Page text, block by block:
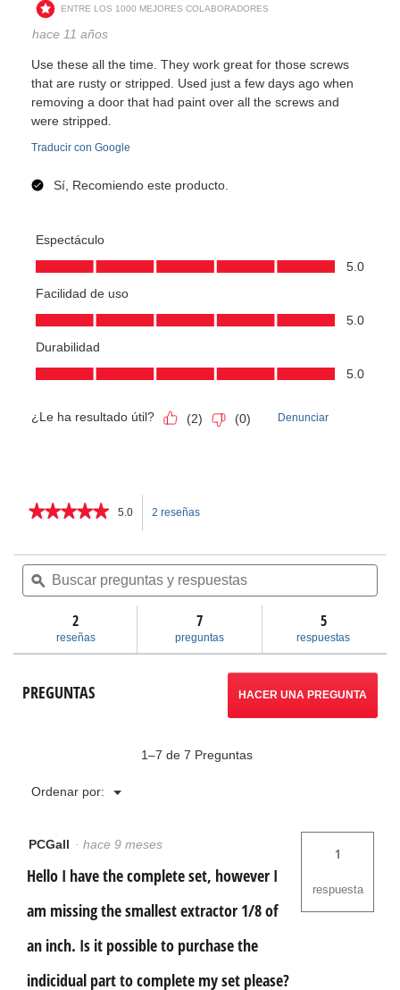
★★★★★
★★★★★
5
Leer
de
de
5.0 2 reseñas
le
llevará
a
Buscar
preguntas
y
respuestas
ϙ
2
reseñas
7
preguntas
5
respuestas
PREGUNTAS HACER UNA PREGUNTA
1–7 de 7 Preguntas
Ordenar por: ▼
Menú
PCGall · hace 9 meses
Hello I have the complete set, however I
am missing the smallest extractor 1/8 of
an inch. Is it possible to purchase the
indicidual part to complete my set please?
1
respuesta